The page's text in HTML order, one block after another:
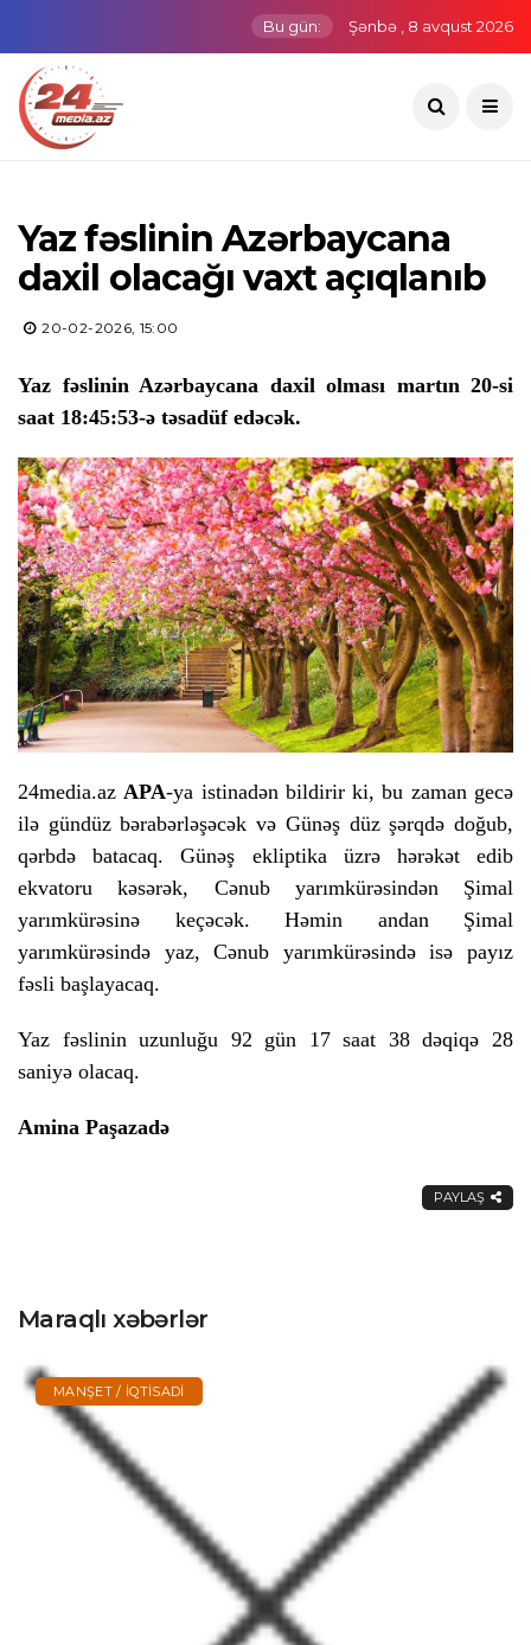
Bu gün: Şənbə , 8 avqust 2026
Yaz fəslinin Azərbaycana
daxil olacağı vaxt açıqlanıb
20-02-2026, 15:00
Yaz fəslinin Azərbaycana daxil olması martın 20-si
saat 18:45:53-ə təsadüf edəcək.
24media.azAPA-ya istinadən bildirir ki, bu zaman gecə
ilə gündüz bərabərləşəcək və Günəş düz şərqdə doğub,
qərbdə batacaq. Günəş ekliptika üzrə hərəkət edib
ekvatoru kəsərək, Cənub yarımkürəsindən Şimal
yarımkürəsinə keçəcək. Həmin andan Şimal
yarımkürəsində yaz, Cənub yarımkürəsində isə payız
fəsli başlayacaq.
Yaz fəslinin uzunluğu 92 gün 17 saat 38 dəqiqə 28
saniyə olacaq.
Amina Paşazadə
PAYLAŞ
Maraqlı xəbərlər
MANŞET / İQTISADI